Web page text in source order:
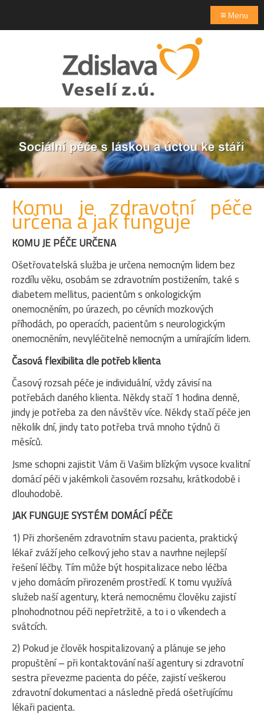
≡Menu
Komu je zdravotní péče
určena a jak funguje
KOMU JE PÉČE URČENA
Ošetřovatelská služba je určena nemocným lidem bez
rozdílu věku, osobám se zdravotním postižením, také s
diabetem mellitus, pacientům s onkologickým
onemocněním, po úrazech, po cévních mozkových
příhodách, po operacích, pacientům s neurologickým
onemocněním, nevyléčitelně nemocným a umírajícím lidem.
Časová flexibilita dle potřeb klienta
Časový rozsah péče je individuální, vždy závisí na
potřebách daného klienta. Někdy stačí 1 hodina denně,
jindy je potřeba za den návštěv více. Někdy stačí péče jen
několik dní, jindy tato potřeba trvá mnoho týdnů či
měsíců.
Jsme schopni zajistit Vám či Vašim blízkým vysoce kvalitní
domácí péči v jakémkoli časovém rozsahu, krátkodobě i
dlouhodobě.
JAK FUNGUJE SYSTÉM DOMÁCÍ PÉČE
1) Při zhoršeném zdravotním stavu pacienta, praktický
lékař zváží jeho celkový jeho stav a navrhne nejlepší
řešení léčby. Tím může být hospitalizace nebo léčba
v jeho domácím přirozeném prostředí. K tomu využívá
služeb naší agentury, která nemocnému člověku zajistí
plnohodnotnou péči nepřetržitě, a to i o víkendech a
svátcích.
2) Pokud je člověk hospitalizovaný a plánuje se jeho
propuštění – při kontaktování naší agentury si zdravotní
sestra převezme pacienta do péče, zajistí veškerou
zdravotní dokumentaci a následně předá ošetřujícímu
lékaři pacienta.